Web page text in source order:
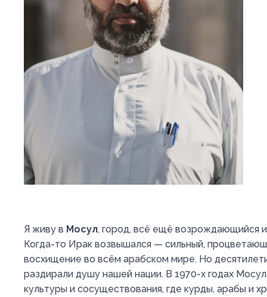
Я живу в Мосул, город, всё ещё возрождающийся
Когда-то Ирак возвышался — сильный,
восхищение во всём арабском мире. Но
раздирали душу нашей нации. В 1970-х годах
культуры и сосуществования, где курды, арабы и